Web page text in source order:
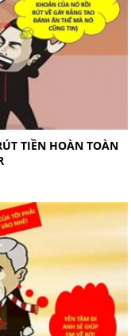
TIỀN HOÀN TOÀN